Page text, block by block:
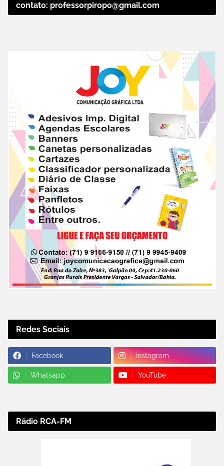
contato: professorpiropo@gmail.com
Redes Sociais
Facebook Instagram
Whatsapp YouTube
Rádio RCA-FM